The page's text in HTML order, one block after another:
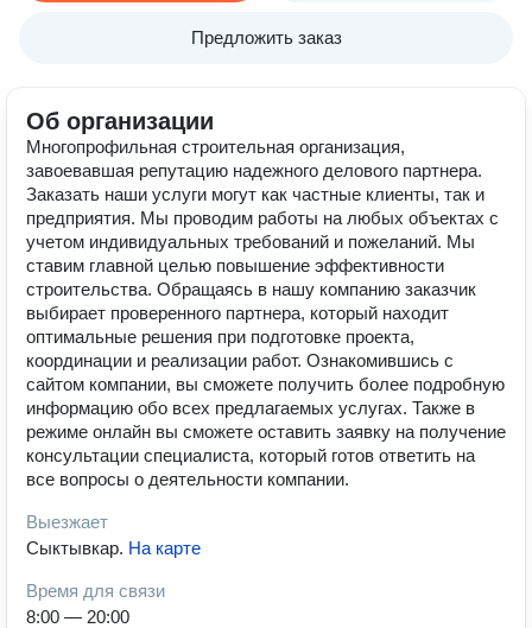
Предложить заказ
Об организации
Многопрофильная строительная организация,
завоевавшая репутацию надежного делового партнера.
Заказать наши услуги могут как частные клиенты, так и
предприятия. Мы проводим работы на любых объектах с
учетом индивидуальных требований и пожеланий. Мы
ставим главной целью повышение эффективности
строительства. Обращаясь в нашу компанию заказчик
выбирает проверенного партнера, который находит
оптимальные решения при подготовке проекта,
координации и реализации работ. Ознакомившись с
сайтом компании, вы сможете получить более подробную
информацию обо всех предлагаемых услугах. Также в
режиме онлайн вы сможете оставить заявку на получение
консультации специалиста, который готов ответить на
все вопросы о деятельности компании.
Выезжает
Сыктывкар. На карте
Время для связи
8:00 — 20:00